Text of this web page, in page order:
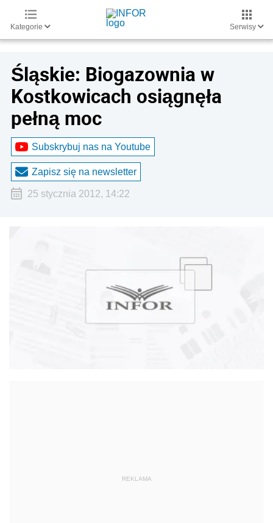
Kategorie Serwisy
Śląskie: Biogazownia w
Kostkowicach osiągnęła
pełną moc
Subskrybuj nas na Youtube
Zapisz się na newsletter
25 stycznia 2012, 14:22